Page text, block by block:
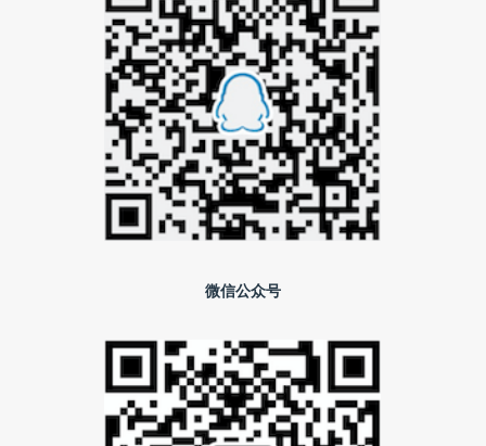
微信公众号